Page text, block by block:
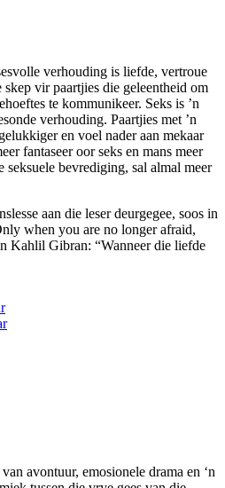
verhouding is liefde, vertroue
vir paartjies die geleentheid om
te kommunikeer. Seks is ’n
verhouding. Paartjies met ’n
en voel nader aan mekaar
fantaseer oor seks en mans meer
seksuele bevrediging, sal almal meer
aan die leser deurgegee, soos in
when you are no longer afraid,
Kahlil Gibran: “Wanneer die liefde
avontuur, emosionele drama en ‘n